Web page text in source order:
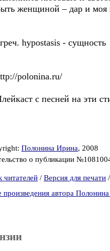
женщиной – дар и моя
hypostasis - сущность
polonina.ru/
с песней на эти
Полонина Ирина, 2008
о публикации
читателей / Версия для печати /
произведения автора